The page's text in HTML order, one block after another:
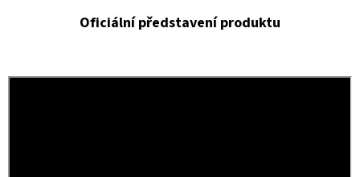
Oficiální představení produktu